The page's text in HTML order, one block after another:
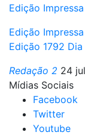
Edição Impressa
Edição Impressa
Edição 1792
Redação 2 24
Mídias Sociais
Facebook
Twitter
Youtube